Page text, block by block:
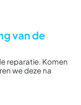
van de
reparatie. Komen
we deze na